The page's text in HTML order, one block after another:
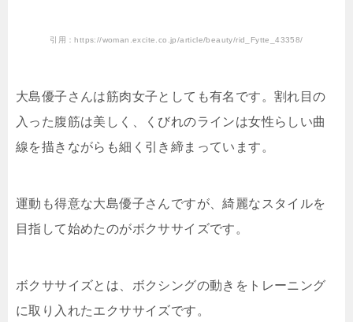
引用：https://woman.excite.co.jp/article/beauty/rid_Fytte_43358/
大島優子さんは筋肉女子としても有名です。割れ目の
入った腹筋は美しく、くびれのラインは女性らしい曲
線を描きながらも細く引き締まっています。
運動も得意な大島優子さんですが、綺麗なスタイルを
目指して始めたのがボクササイズです。
ボクササイズとは、ボクシングの動きをトレーニング
に取り入れたエクササイズです。